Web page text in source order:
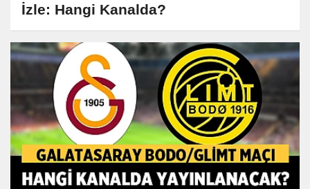
İzle: Hangi Kanalda?